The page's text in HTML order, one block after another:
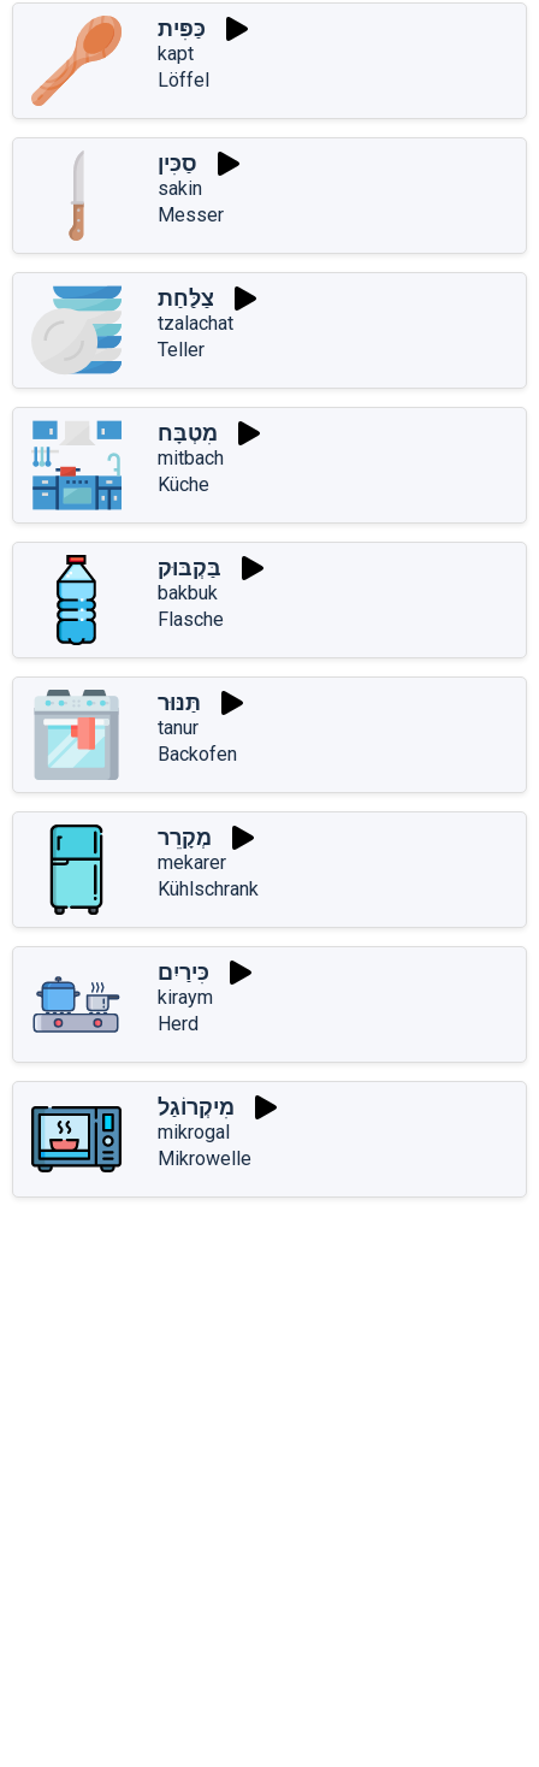
כַּפִּית
kapt
Löffel
סַכִּין
sakin
Messer
צַלַּחַת
tzalachat
Teller
מִטְבָּח
mitbach
Küche
בַּקְבּוּק
bakbuk
Flasche
תַּנּוּר
tanur
Backofen
מְקָרֵר
mekarer
Kühlschrank
כִּירַיִם
kiraym
Herd
מִיקְרוֹגַל
mikrogal
Mikrowelle